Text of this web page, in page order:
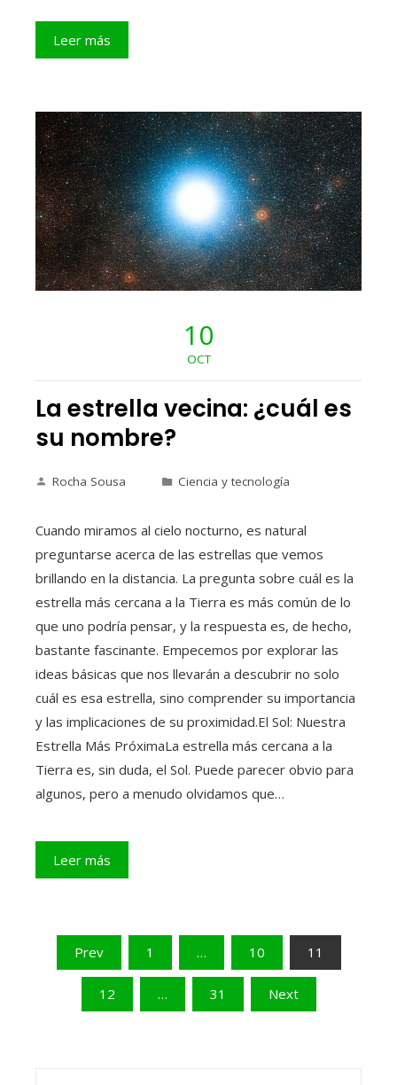
Leer más
10
OCT
La estrella vecina: ¿cuál es
su nombre?
Rocha Sousa Ciencia y tecnología
Cuando miramos al cielo nocturno, es natural
preguntarse acerca de las estrellas que vemos
brillando en la distancia. La pregunta sobre cuál es la
estrella más cercana a la Tierra es más común de lo
que uno podría pensar, y la respuesta es, de hecho,
bastante fascinante. Empecemos por explorar las
ideas básicas que nos llevarán a descubrir no solo
cuál es esa estrella, sino comprender su importancia
y las implicaciones de su proximidad.El Sol: Nuestra
Estrella Más PróximaLa estrella más cercana a la
Tierra es, sin duda, el Sol. Puede parecer obvio para
algunos, pero a menudo olvidamos que…
Leer más
Paginación
Prev 1 … 10 11
12 … 31 Next